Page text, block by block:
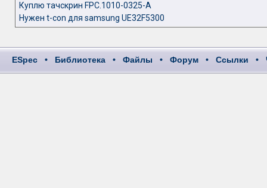
Куплю тачскрин FPC.1010-0325-A
Нужен t-con для samsung UE32F5300
ESpec • Библиотека • Файлы • Форум • Ссылки •